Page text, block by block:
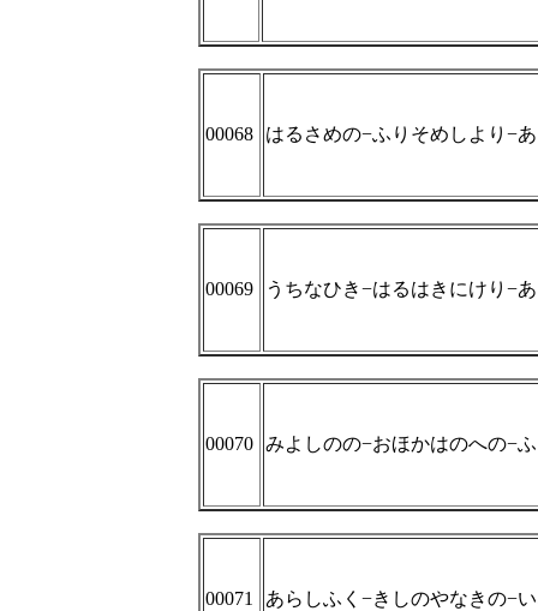
00068 はるさめの−ふりそめしより−
00069 うちなひき−はるはきにけり−
00070 みよしのの−おほかはのへの−
00071 あらしふく−きしのやなきの−